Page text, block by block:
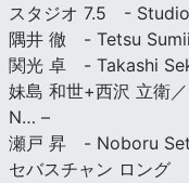
スタジオ 7.5 -
隅井 徹 - Tetsu
関光 卓 - Takashi
妹島 和世+西沢 立衛
N… –
瀬戸 昇 - Noboru
セバスチャン ロング